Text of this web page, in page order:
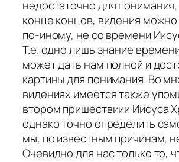
недостаточно для
конце концов, видения можно
по-иному, не со времени
Т.е. одно лишь знание
может дать нам полной и
картины для понимания. Во
видениях имеется также
втором пришествиии Иисуса
однако точно определить
мы, по известным причинам,
Очевидно для нас только то,